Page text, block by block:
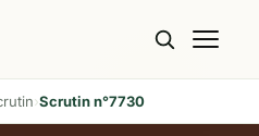
Scrutin n°7730